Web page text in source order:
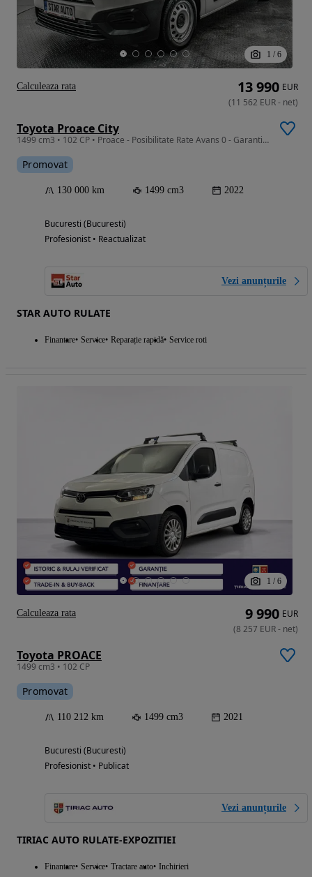
1 / 6
Toyota Proace City
1499 cm3 • 102 CP • Proace - Posibilitate Rate Avans 0 - Garantie 12 Luni - IMPECABILA
Promovat
130 000 km 1499 cm3 2022
Bucuresti (Bucuresti)
Profesionist • Reactualizat
Vezi anunțurile
STAR AUTO RULATE
Finantare Service Reparație rapidă Service roti
13 990 EUR
(11 562 EUR- net)
Calculeaza rata
1 / 6
Toyota PROACE
1499 cm3 • 102 CP
Promovat
110 212 km 1499 cm3 2021
Bucuresti (Bucuresti)
Profesionist • Publicat
Vezi anunțurile
TIRIAC AUTO RULATE-EXPOZITIEI
Finantare Service Tractare auto Inchirieri
9 990 EUR
(8 257 EUR- net)
Calculeaza rata